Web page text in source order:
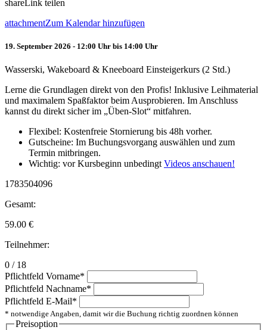
shareLink teilen
attachmentZum Kalendar hinzufügen
19. September 2026 - 12:00 Uhr bis 14:00 Uhr
Wasserski, Wakeboard & Kneeboard Einsteigerkurs (2 Std.)
Lerne die Grundlagen direkt von den Profis! Inklusive Leihmaterial
und maximalem Spaßfaktor beim Ausprobieren. Im Anschluss
kannst du direkt sicher im „Üben-Slot“ mitfahren.
Flexibel: Kostenfreie Stornierung bis 48h vorher.
Gutscheine: Im Buchungsvorgang auswählen und zum
Termin mitbringen.
Wichtig: vor Kursbeginn unbedingtVideos anschauen!
1783504096
Gesamt:
59.00 €
Teilnehmer:
0 / 18
Pflichtfeld Vorname*
Pflichtfeld Nachname*
Pflichtfeld E-Mail*
* notwendige Angaben, damit wir die Buchung richtig zuordnen können
Preisoption